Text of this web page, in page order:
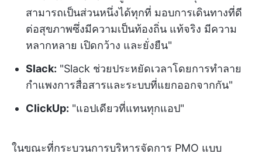
สามารถเป็นส่วนหนึ่งได้ทุกที่ มอบการเดินทางที่ดี
ต่อสุขภาพซึ่งมีความเป็นท้องถิ่น แท้จริง มีความ
หลากหลาย เปิดกว้าง และยั่งยืน"
Slack: "Slack ช่วยประหยัดเวลาโดยการทำลาย
กำแพงการสื่อสารและระบบที่แยกออกจากกัน"
ClickUp: "แอปเดียวที่แทนทุกแอป"
ในขณะที่กระบวนการบริหารจัดการ PMO แบบ